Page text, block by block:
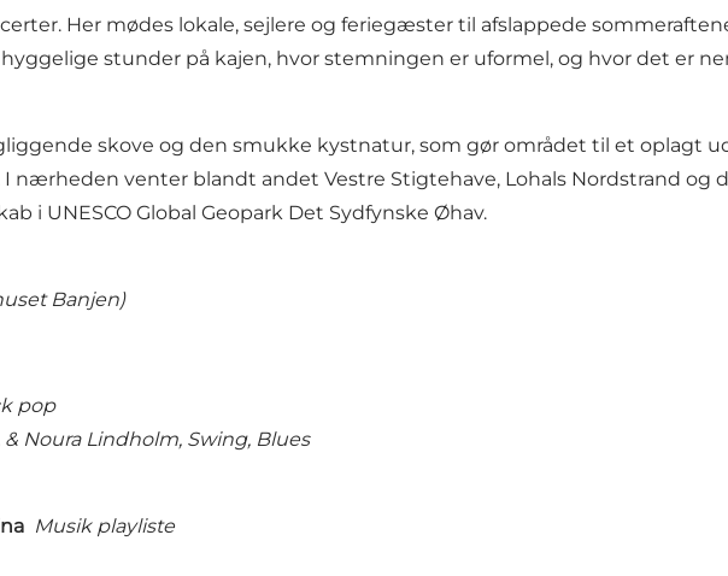
Her mødes lokale, sejlere og feriegæster til afslappede
stunder på kajen, hvor stemningen er uformel, og hvor det er
skove og den smukke kystnatur, som gør området til et oplagt
nærheden venter blandt andet Vestre Stigtehave, Lohals Nordstrand og
i UNESCO Global Geopark Det Sydfynske Øhav.
Banjen)
pop
Noura Lindholm, Swing, Blues
Musik playliste